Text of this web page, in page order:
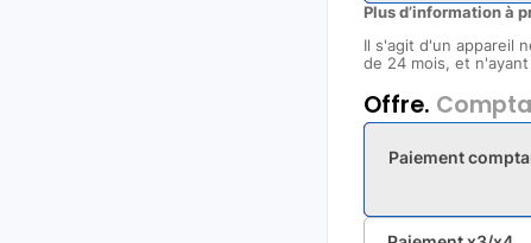
Plus d’information à
Il s'agit d'un appareil
de 24 mois, et
Offre.
Paiement